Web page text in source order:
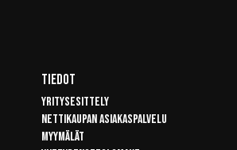
Tiedot
Yritysesittely
Nettikaupan asiakaspalvelu
Myymälät